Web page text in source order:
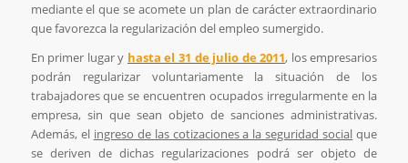
mediante el que se acomete un plan de carácter extraordinario
que favorezca la regularización del empleo sumergido.
En primer lugar y hasta el 31 de julio de 2011, los empresarios
podrán regularizar voluntariamente la situación de los
trabajadores que se encuentren ocupados irregularmente en la
empresa, sin que sean objeto de sanciones administrativas.
Además, el ingreso de las cotizaciones a la seguridad social que
se deriven de dichas regularizaciones podrá ser objeto de